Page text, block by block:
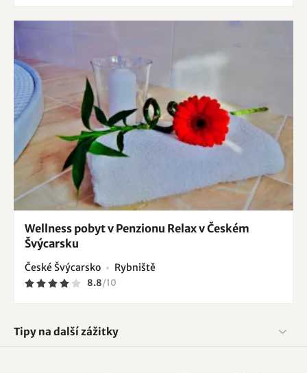
Wellness pobyt v Penzionu Relax v Českém
Švýcarsku
České Švýcarsko Rybniště
8.8/10
Tipy na další zážitky